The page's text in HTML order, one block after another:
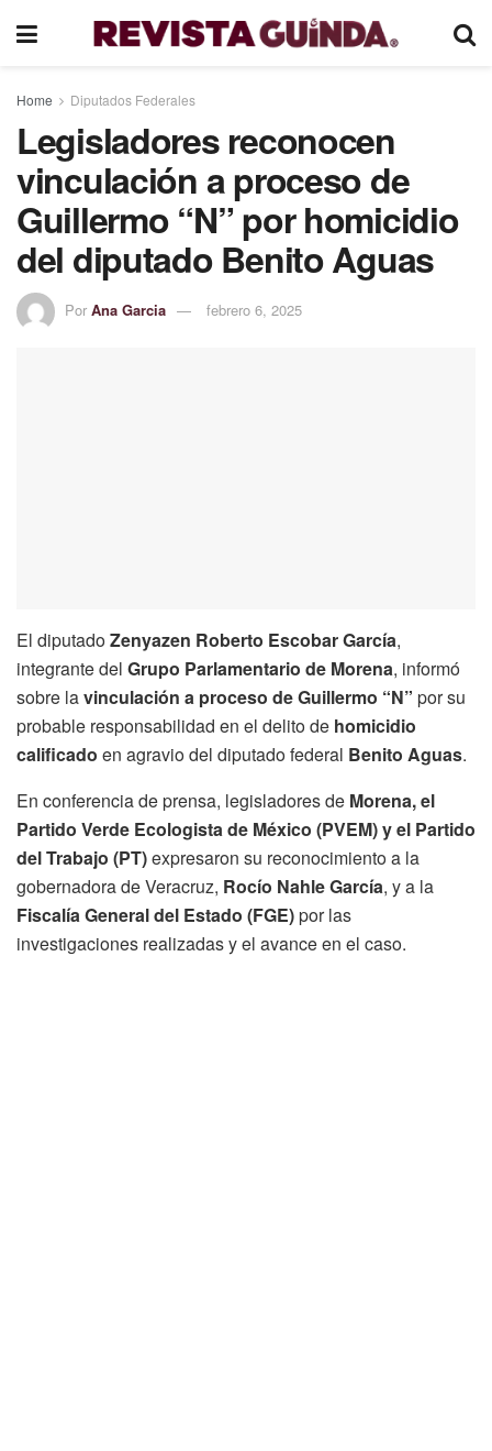
Home Diputados Federales
Legisladores reconocen
vinculación a proceso de
Guillermo “N” por homicidio
del diputado Benito Aguas
Por Ana Garcia febrero 6, 2025
El diputadoZenyazen Roberto Escobar García,
integrante del Grupo Parlamentario de Morena, informó
sobre lavinculación a proceso de Guillermo “N” por su
probable responsabilidad en el delito de homicidio
calificado en agravio del diputado federal Benito Aguas.
En conferencia de prensa, legisladores de Morena, el
Partido Verde Ecologista de México (PVEM) y el Partido
del Trabajo (PT)expresaron su reconocimiento a la
gobernadora de Veracruz, Rocío Nahle García, y a la
Fiscalía General del Estado (FGE)por las
investigaciones realizadas y el avance en el caso.